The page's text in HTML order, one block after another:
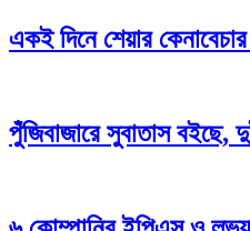
একই দিনে শেয়ার
পুঁজিবাজারে সুবাতাস বইছে,